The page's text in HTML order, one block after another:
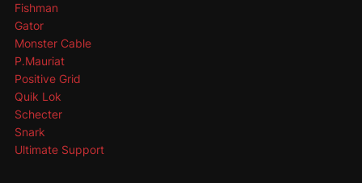
Fishman
Gator
Monster Cable
P.Mauriat
Positive Grid
Quik Lok
Schecter
Snark
Ultimate Support